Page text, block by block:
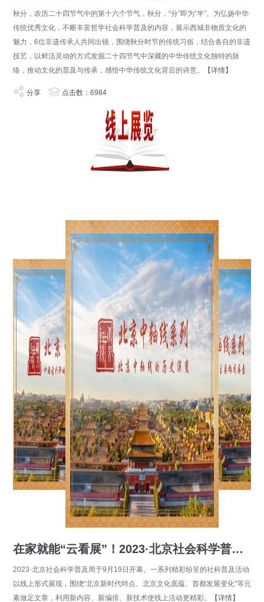
秋分，农历二十四节气中的第十六个节气，秋分，“分”即为“半”。为弘扬中华
传统优秀文化，不断丰富哲学社会科学普及的内容，展示西城非物质文化的
魅力，6位非遗传承人共同出镜，围绕秋分时节的传统习俗，结合各自的非遗
技艺，以鲜活灵动的方式发掘二十四节气中深藏的中华传统文化独特的脉
络，推动文化的普及与传承，感悟中华传统文化背后的诗意。
【详情】
分享 点击数：6984
在家就能“云看展”！2023·北京社会科学普及周带你抢鲜看
2023·北京社会科学普及周于9月19日开幕。一系列精彩纷呈的社科普及活动
以线上形式展现，围绕“北京新时代特点、北京文化底蕴、首都发展变化”等元
素做足文章，利用新内容、新编排、新技术使线上活动更精彩。
【详情】